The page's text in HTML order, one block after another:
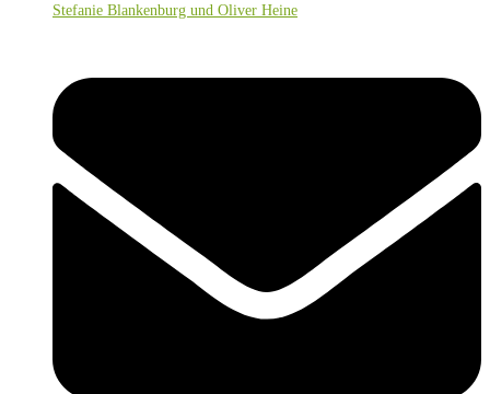
Stefanie Blankenburg und Oliver Heine